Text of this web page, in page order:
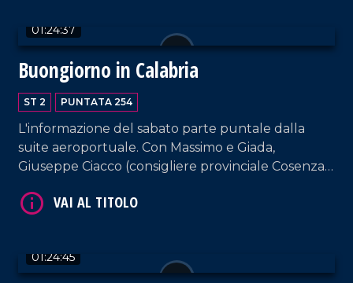
01:24:37
Buongiorno in Calabria
ST 2 PUNTATA 254
L'informazione del sabato parte puntale dalla
suite aeroportuale. Con Massimo e Giada,
Giuseppe Ciacco (consigliere provinciale Cosenza),
Grosso.
01:24:45
VAI AL TITOLO